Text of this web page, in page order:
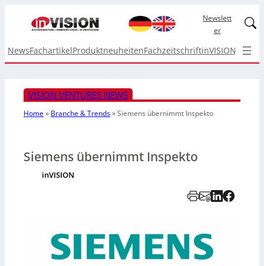
Newslett
er
NewsFachartikelProduktneuheitenFachzeitschriftinVISION Top
VISION VENTURES NEWS
Home» Branche & Trends»Siemens übernimmt Inspekto
Siemens übernimmt Inspekto
inVISION